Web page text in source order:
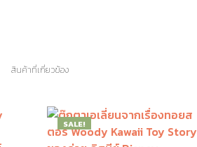
สินค้าที่เกี่ยวข้อง
SALE!